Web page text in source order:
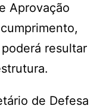
Aprovação
resultar
de Defesa